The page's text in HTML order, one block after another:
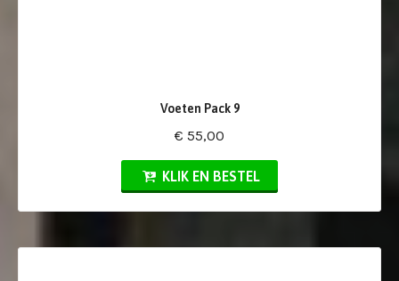
Voeten Pack 9
€ 55,00
KLIK EN BESTEL